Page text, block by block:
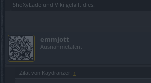
ShoXyLade und Viki gefällt dies.
emmjott
Ausnahmetalent
Zitat von Kaydranzer: ↑